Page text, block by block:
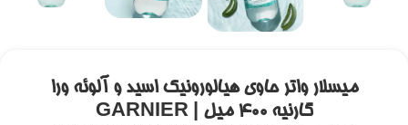
میسلار واتر حاوی هیالورونیک اسید و آلوئه ورا
گارنیه ۴۰۰ میل | GARNIER